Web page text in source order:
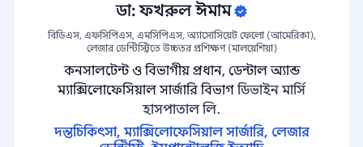
ডা: ফখরুল ঈমাম
বিডিএস, এফসিপিএস, এমসিপিএস, অ্যাসোসিয়েট ফেলো (আমেরিকা),
লেজার ডেন্টিস্ট্রিতে উচ্চতর প্রশিক্ষণ (মালয়েশিয়া)
কনসালটেন্ট ও বিভাগীয় প্রধান, ডেন্টাল অ্যান্ড
ম্যাক্সিলোফেসিয়াল সার্জারি বিভাগ ডিভাইন মার্সি
হাসপাতাল লি.
দন্তচিকিৎসা, ম্যাক্সিলোফেসিয়াল সার্জারি, লেজার